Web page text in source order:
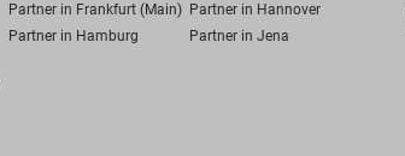
Partner in Frankfurt (Main) Partner in Hannover
Partner in Hamburg Partner in Jena